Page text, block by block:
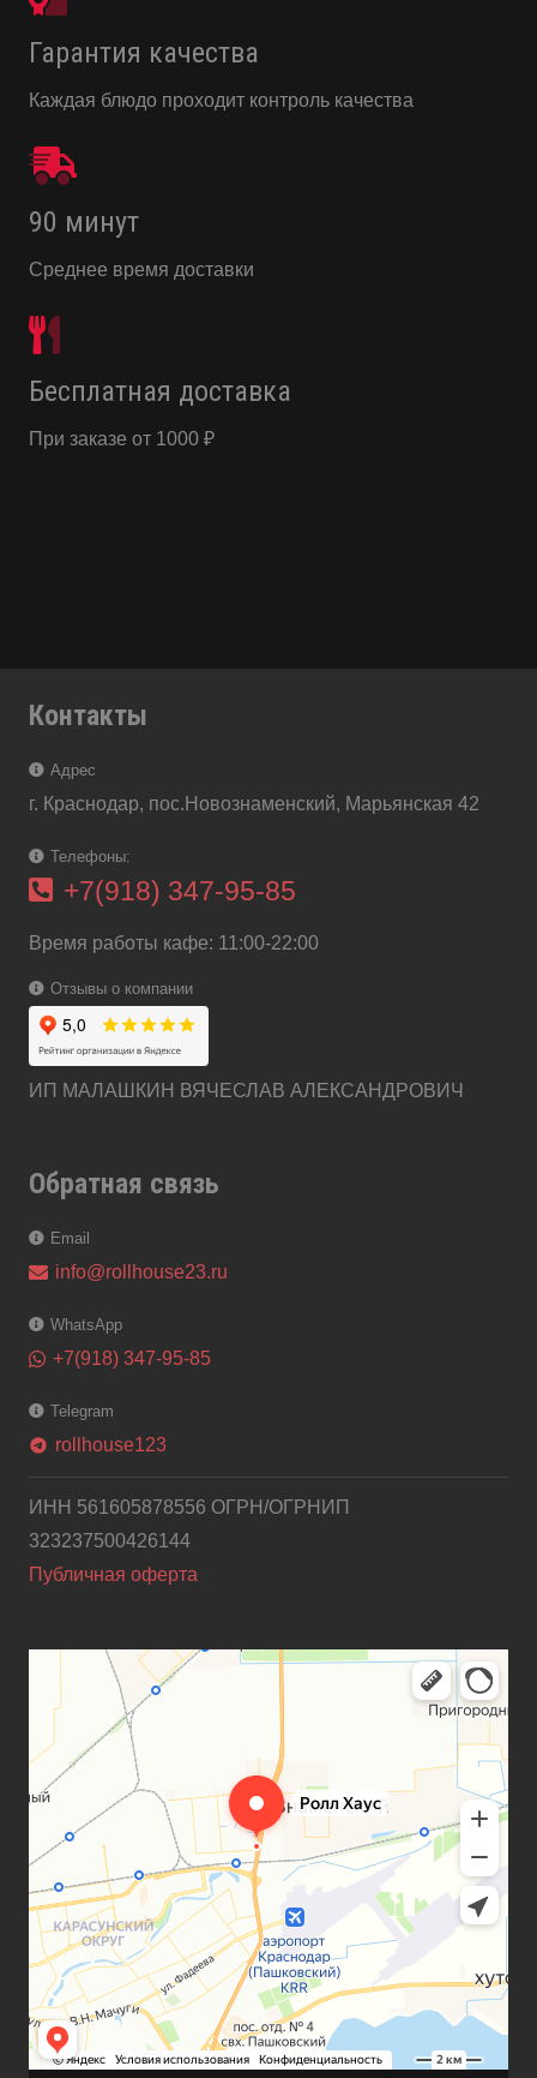
Гарантия качества
Каждая блюдо проходит контроль качества
90 минут
Среднее время доставки
Бесплатная доставка
При заказе от 1000 ₽
Контакты
Адрес
г. Краснодар, пос.Новознаменский, Марьянская 42
Телефоны:
+7(918) 347-95-85
Время работы кафе: 11:00-22:00
Отзывы о компании
ИП МАЛАШКИН ВЯЧЕСЛАВ АЛЕКСАНДРОВИЧ
Обратная связь
Email
info@rollhouse23.ru
WhatsApp
+7(918) 347-95-85
Telegram
telegram rollhouse123
ИНН 561605878556 ОГРН/ОГРНИП
323237500426144
Публичная оферта